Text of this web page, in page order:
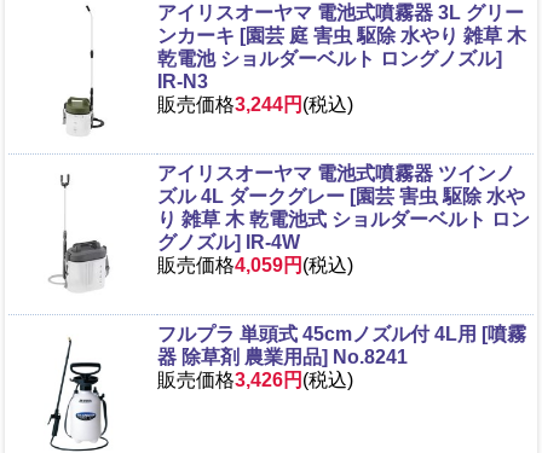
アイリスオーヤマ 電池式噴霧器 3L グリー
ンカーキ [園芸 庭 害虫 駆除 水やり 雑草 木
乾電池 ショルダーベルト ロングノズル]
IR-N3
販売価格3,244円 (税込)
アイリスオーヤマ 電池式噴霧器 ツインノ
ズル 4L ダークグレー [園芸 害虫 駆除 水や
り 雑草 木 乾電池式 ショルダーベルト ロン
グノズル] IR-4W
販売価格4,059円 (税込)
フルプラ 単頭式 45cmノズル付 4L用 [噴霧
器 除草剤 農業用品] No.8241
販売価格3,426円 (税込)